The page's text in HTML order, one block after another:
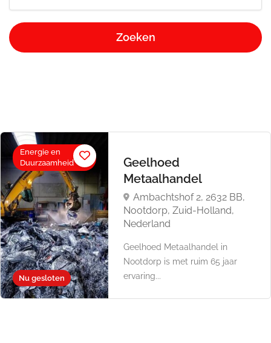
Zoeken
Nu gesloten
Energie en
Duurzaamheid
Geelhoed
Metaalhandel
Ambachtshof 2, 2632 BB,
Nootdorp, Zuid-Holland,
Nederland
Geelhoed Metaalhandel in
Nootdorp is met ruim 65 jaar
ervaring...